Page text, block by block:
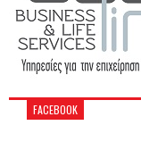
FACEBOOK